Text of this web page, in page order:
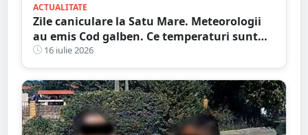
ACTUALITATE
Zile caniculare la Satu Mare. Meteorologii
au emis Cod galben. Ce temperaturi sunt
așteptate și când expiră avertizarea meteo
16 iulie 2026